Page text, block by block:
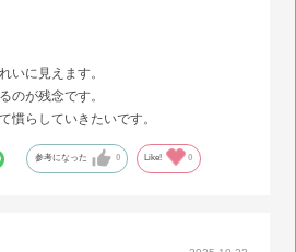
いに見えます。
のが残念です。
慣らしていきたいです。
参考になった 0 Like! 0